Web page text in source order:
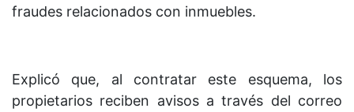
fraudes relacionados con inmuebles.
Explicó que, al contratar este esquema, los
propietarios reciben avisos a través del correo